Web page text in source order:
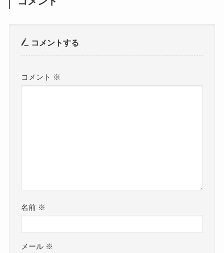
コメントする
コメント ※
名前 ※
メール ※